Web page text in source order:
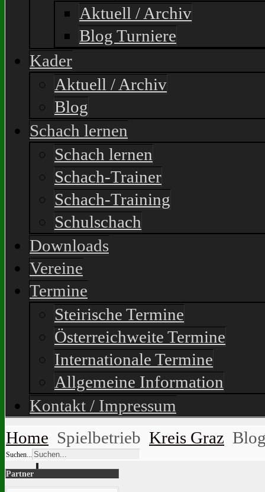
Aktuell / Archiv
Blog Turniere
Kader
Aktuell / Archiv
Blog
Schach lernen
Schach lernen
Schach-Trainer
Schach-Training
Schulschach
Downloads
Vereine
Termine
Steirische Termine
Österreichweite Termine
Internationale Termine
Allgemeine Information
Kontakt / Impressum
Home Spielbetrieb Kreis Graz
Suchen...
Partner